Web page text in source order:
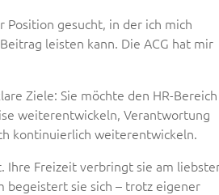
Position gesucht, in der ich mich
leisten kann. Die ACG hat mir
Ziele: Sie möchte den HR-
weiterentwickeln, Verantwortung
kontinuierlich weiterentwickeln.
Ihre Freizeit verbringt sie am
begeistert sie sich – trotz eigener